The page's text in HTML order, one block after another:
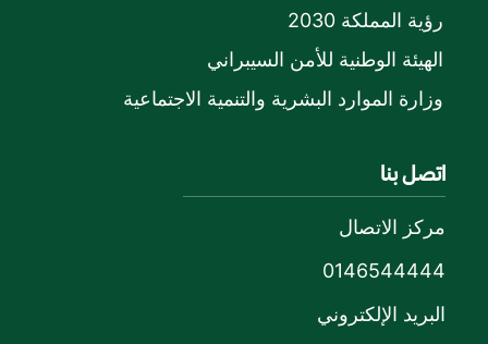
رؤية المملكة 2030
الهيئة الوطنية للأمن السيبراني
وزارة الموارد البشرية والتنمية الاجتماعية
اتصل بنا
مركز الاتصال
0146544444
البريد الإلكتروني